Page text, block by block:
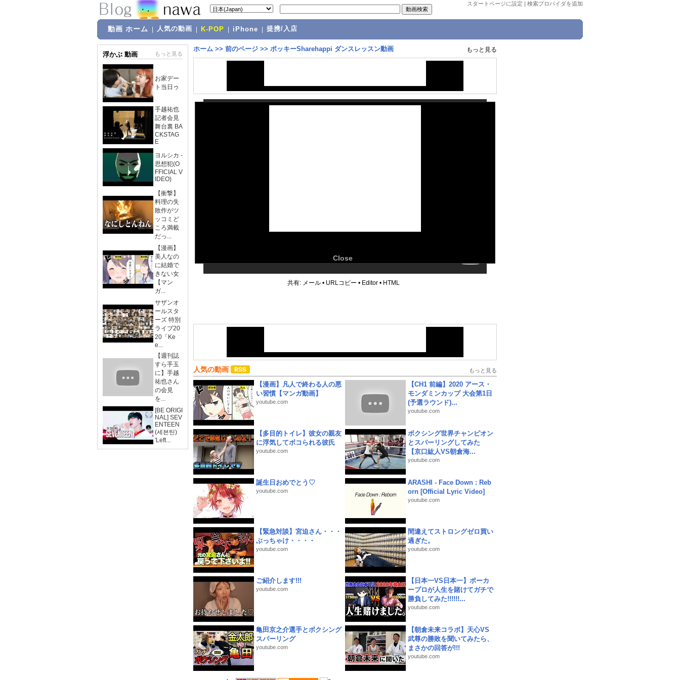
スタートページに設定 | 検索プロバイダを追加
動画 ホーム 人気の動画 K-POP iPhone 提携/入店
浮かぶ 動画 もっと見る
お家デー
ト当日ゥ
手越祐也
記者会見
舞台裏 BA
CKSTAG
E
ヨルシカ -
思想犯(O
FFICIAL V
IDEO)
【衝撃】
料理の失
敗作がツ
ッコミど
ころ満載
だっ...
【漫画】
美人なの
に結婚で
きない女
【マン
ガ...
サザンオ
ールスタ
ーズ 特別
ライブ20
20「Ke
e...
【週刊誌
すら手玉
に】手越
祐也さん
の会見
を...
[BE ORIGI
NAL] SEV
ENTEEN
(세븐틴)
'Left...
ホーム >> 前のページ >> ポッキーSharehappi ダンスレッスン動画 もっと見る
Close
共有: メール • URLコピー • Editor • HTML
人気の動画 もっと見る
【漫画】凡人で終わる人の悪
い習慣【マンガ動画】
youtube.com
【CH1 前編】2020 アース・
モンダミンカップ 大会第1日
(予選ラウンド)...
youtube.com
【多目的トイレ】彼女の親友
に浮気してボコられる彼氏
youtube.com
ボクシング世界チャンピオン
とスパーリングしてみた
【京口紘人VS朝倉海...
youtube.com
誕生日おめでとう♡
youtube.com
ARASHI - Face Down : Reb
orn [Official Lyric Video]
youtube.com
【緊急対談】宮迫さん・・・
ぶっちゃけ・・・・
youtube.com
間違えてストロングゼロ買い
過ぎた。
youtube.com
ご紹介します!!!
youtube.com
【日本一VS日本一】ポーカ
ープロが人生を賭けてガチで
勝負してみた!!!!!!...
youtube.com
亀田京之介選手とボクシング
スパーリング
youtube.com
【朝倉未来コラボ】天心VS
武尊の勝敗を聞いてみたら、
まさかの回答が!!!
youtube.com